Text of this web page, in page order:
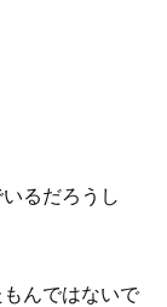
るだろうし
んではないで